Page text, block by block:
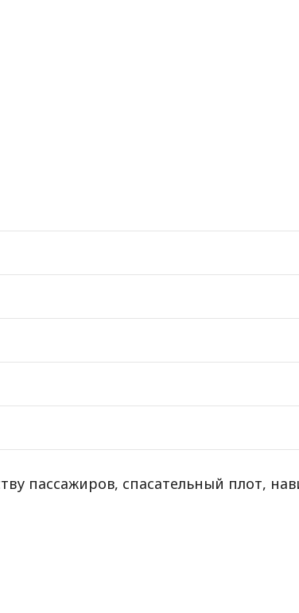
пассажиров, спасательный плот,